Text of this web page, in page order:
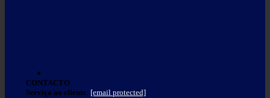
CONTACTO
Serviço ao cliente: [email protected]